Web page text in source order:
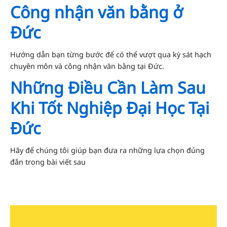
Công nhận văn bằng ở
Đức
Hướng dẫn bạn từng bước để có thể vượt qua kỳ sát hạch
chuyên môn và công nhận văn bằng tại Đức.
Những Điều Cần Làm Sau
Khi Tốt Nghiệp Đại Học Tại
Đức
Hãy để chúng tôi giúp bạn đưa ra những lựa chọn đúng
đắn trong bài viết sau